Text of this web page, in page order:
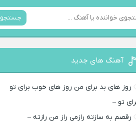
جستجو
آهنگ های جدید
روز های بد برای من روز های خوب برای تو
تو –
رقصم به سازته رازمی راز من رازته –